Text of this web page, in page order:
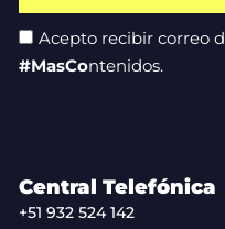
Acepto recibir correo
#MasContenidos.
Central Telefónica
+51 932 524 142